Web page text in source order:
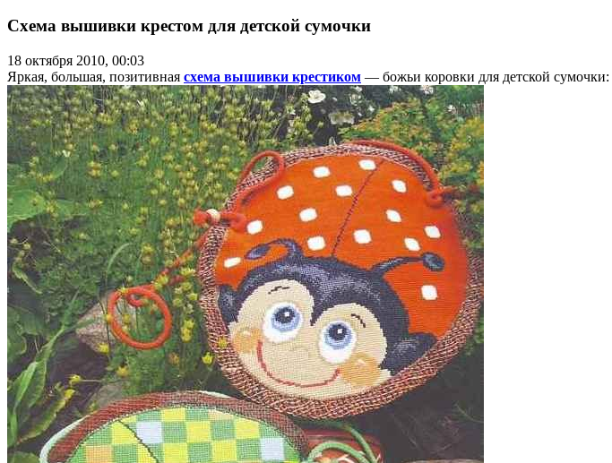
Схема вышивки крестом для детской сумочки
18 октября 2010, 00:03
Яркая, большая, позитивная схема вышивки крестиком — божьи коровки для детской сумочки: